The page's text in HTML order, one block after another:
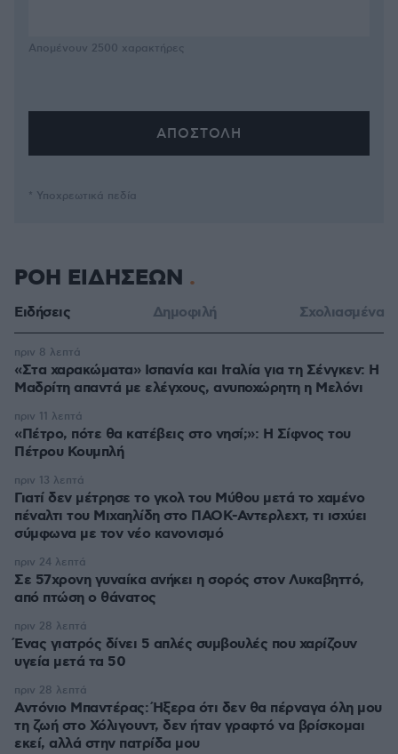
Απομένουν 2500 χαρακτήρες
* Υποχρεωτικά πεδία
ΡΟΗ ΕΙΔΗΣΕΩΝ
Ειδήσεις Δημοφιλή Σχολιασμένα
«Στα χαρακώματα» Ισπανία και Ιταλία για τη Σένγκεν: Η
Μαδρίτη απαντά με ελέγχους, ανυποχώρητη η Μελόνι
πριν 8 λεπτά
«Πέτρο, πότε θα κατέβεις στο νησί;»: Η Σίφνος του
Πέτρου Κουμπλή
πριν 11 λεπτά
Γιατί δεν μέτρησε το γκολ του Μύθου μετά το χαμένο
πέναλτι του Μιχαηλίδη στο ΠΑΟΚ-Αντερλεχτ, τι ισχύει
σύμφωνα με τον νέο κανονισμό
πριν 13 λεπτά
Σε 57χρονη γυναίκα ανήκει η σορός στον Λυκαβηττό,
από πτώση ο θάνατος
πριν 24 λεπτά
Ένας γιατρός δίνει 5 απλές συμβουλές που χαρίζουν
υγεία μετά τα 50
πριν 28 λεπτά
Αντόνιο Μπαντέρας: Ήξερα ότι δεν θα πέρναγα όλη μου
τη ζωή στο Χόλιγουντ, δεν ήταν γραφτό να βρίσκομαι
εκεί, αλλά στην πατρίδα μου
πριν 28 λεπτά